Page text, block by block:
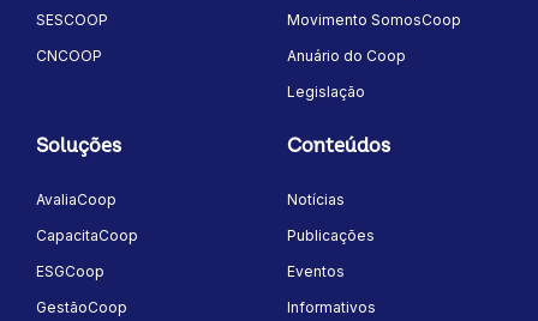
SESCOOP
CNCOOP
Movimento SomosCoop
Anuário do Coop
Legislação
Soluções
AvaliaCoop
CapacitaCoop
ESGCoop
GestãoCoop
Conteúdos
Notícias
Publicações
Eventos
Informativos